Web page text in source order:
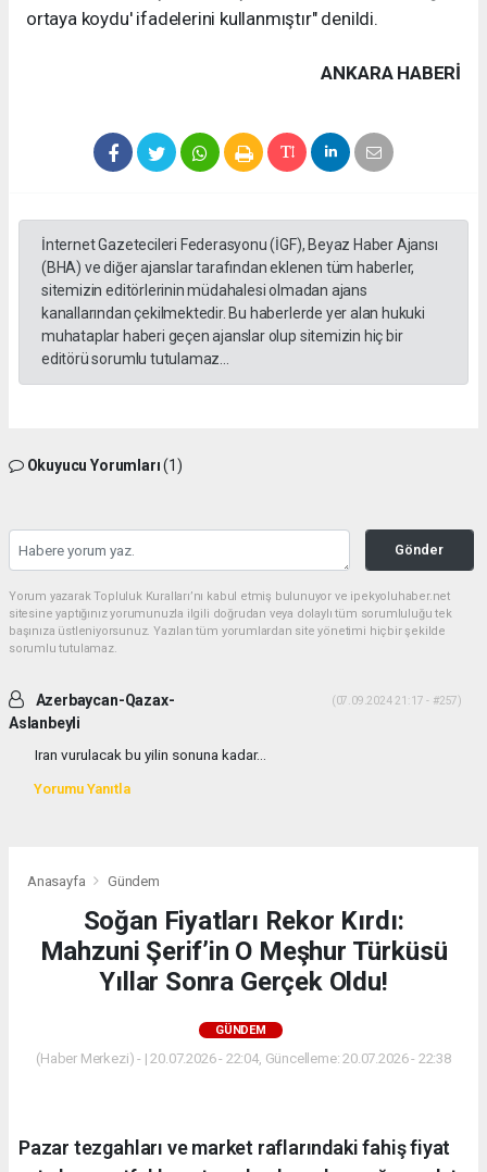
ortaya koydu' ifadelerini kullanmıştır" denildi.
ANKARA HABERİ
İnternet Gazetecileri Federasyonu (İGF), Beyaz Haber Ajansı
(BHA) ve diğer ajanslar tarafından eklenen tüm haberler,
sitemizin editörlerinin müdahalesi olmadan ajans
kanallarından çekilmektedir. Bu haberlerde yer alan hukuki
muhataplar haberi geçen ajanslar olup sitemizin hiç bir
editörü sorumlu tutulamaz...
Okuyucu Yorumları(1)
Gönder
Yorum yazarak Topluluk Kuralları’nı kabul etmiş bulunuyor ve ipekyoluhaber.net
sitesine yaptığınız yorumunuzla ilgili doğrudan veya dolaylı tüm sorumluluğu tek
başınıza üstleniyorsunuz. Yazılan tüm yorumlardan site yönetimi hiçbir şekilde
sorumlu tutulamaz.
Azerbaycan-Qazax-
Aslanbeyli
(07.09.2024 21:17 - #257)
Iran vurulacak bu yilin sonuna kadar...
Yorumu Yanıtla
Anasayfa Gündem
Soğan Fiyatları Rekor Kırdı:
Mahzuni Şerif’in O Meşhur Türküsü
Yıllar Sonra Gerçek Oldu!
GÜNDEM
(Haber Merkezi) - | 20.07.2026 - 22:04, Güncelleme: 20.07.2026 - 22:38
Pazar tezgahları ve market raflarındaki fahiş fiyat